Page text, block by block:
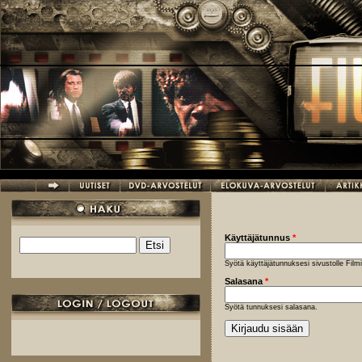
Hyppää pääsisältöön
Hakulomake
Käyttäjätunnus *
Syötä käyttäjätunnuksesi sivustolle
Salasana *
Syötä tunnuksesi salasana.